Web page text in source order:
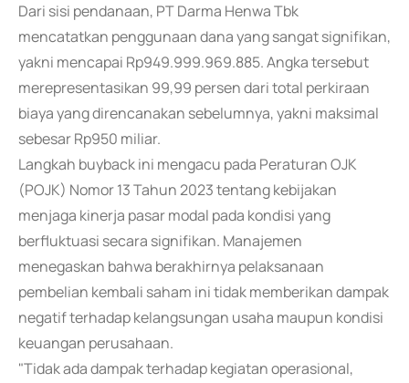
Dari sisi pendanaan, PT Darma Henwa Tbk
mencatatkan penggunaan dana yang sangat signifikan,
yakni mencapai Rp949.999.969.885. Angka tersebut
merepresentasikan 99,99 persen dari total perkiraan
biaya yang direncanakan sebelumnya, yakni maksimal
sebesar Rp950 miliar.
Langkah buyback ini mengacu pada Peraturan OJK
(POJK) Nomor 13 Tahun 2023 tentang kebijakan
menjaga kinerja pasar modal pada kondisi yang
berfluktuasi secara signifikan. Manajemen
menegaskan bahwa berakhirnya pelaksanaan
pembelian kembali saham ini tidak memberikan dampak
negatif terhadap kelangsungan usaha maupun kondisi
keuangan perusahaan.
"Tidak ada dampak terhadap kegiatan operasional,